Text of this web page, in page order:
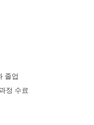
졸업
정 수료